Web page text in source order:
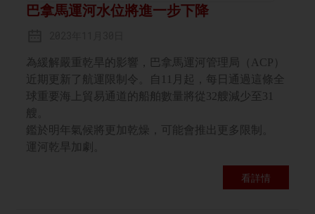
巴拿馬運河水位將進一步下降
為緩解嚴重乾旱的影響，巴拿馬運河管理局（ACP）
近期更新了航運限制令。自11月起，每日通過這條全
球重要海上貿易通道的船舶數量將從32艘減少至31
艘。
鑑於明年氣候將更加乾燥，可能會推出更多限制。
運河乾旱加劇。
看詳情